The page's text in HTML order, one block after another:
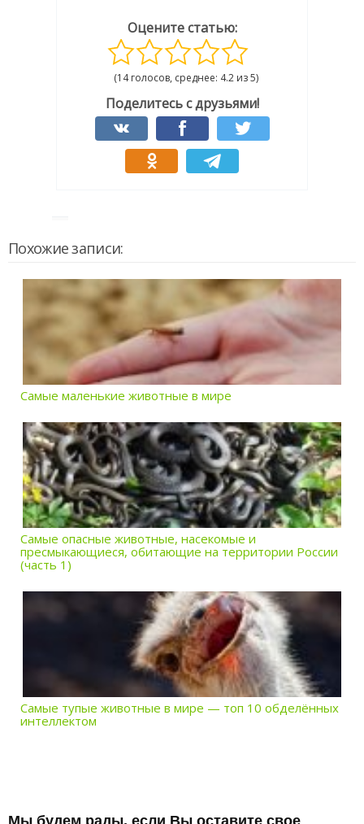
Оцените статью:
(14 голосов, среднее: 4.2 из 5)
Поделитесь с друзьями!
Похожие записи:
Самые маленькие животные в мире
Самые опасные животные, насекомые и
пресмыкающиеся, обитающие на территории России
(часть 1)
Самые тупые животные в мире — топ 10 обделённых
интеллектом
Мы будем рады, если Вы оставите свое